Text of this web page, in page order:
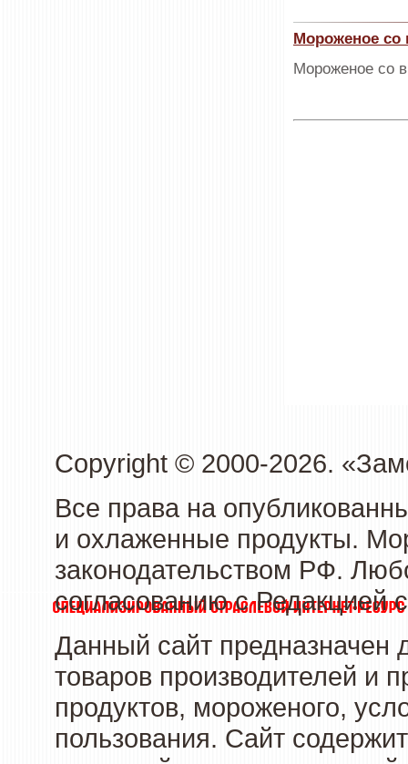
Мороженое со
Мороженое со
Copyright © 2000-2026.
Все права на
и охлаженные продукты.
законодательством РФ.
согласованию с Редакцией
Данный сайт предназначен
товаров производителей и
продуктов, мороженого,
пользования. Сайт